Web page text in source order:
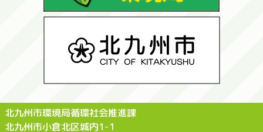
北九州市環境局循環社会推進課
北九州市小倉北区城内1-1